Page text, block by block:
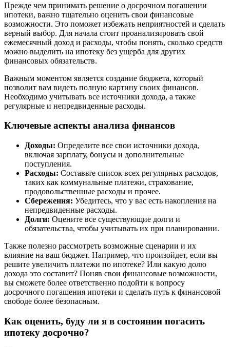
Прежде чем принимать решение о досрочном погашении
ипотеки, важно тщательно оценить свои финансовые
возможности. Это поможет избежать неприятностей и сделать
верный выбор. Для начала стоит проанализировать свой
ежемесячный доход и расходы, чтобы понять, сколько средств
можно выделить на ипотеку без ущерба для других
финансовых обязательств.
Важным моментом является создание бюджета, который
позволит вам видеть полную картину своих финансов.
Необходимо учитывать все источники дохода, а также
регулярные и непредвиденные расходы.
Ключевые аспекты анализа финансов
Доходы: Определите все свои источники дохода,
включая зарплату, бонусы и дополнительные
поступления.
Расходы: Составьте список всех регулярных расходов,
таких как коммунальные платежи, страхование,
продовольственные расходы и прочее.
Сбережения: Убедитесь, что у вас есть накопления на
непредвиденные расходы.
Долги: Оцените все существующие долги и
обязательства, чтобы учитывать их при планировании.
Также полезно рассмотреть возможные сценарии и их
влияние на ваш бюджет. Например, что произойдет, если вы
решите увеличить платежи по ипотеке? Или какую долю
дохода это составит? Поняв свои финансовые возможности,
вы сможете более ответственно подойти к вопросу
досрочного погашения ипотеки и сделать путь к финансовой
свободе более безопасным.
Как оценить, буду ли я в состоянии погасить
ипотеку досрочно?